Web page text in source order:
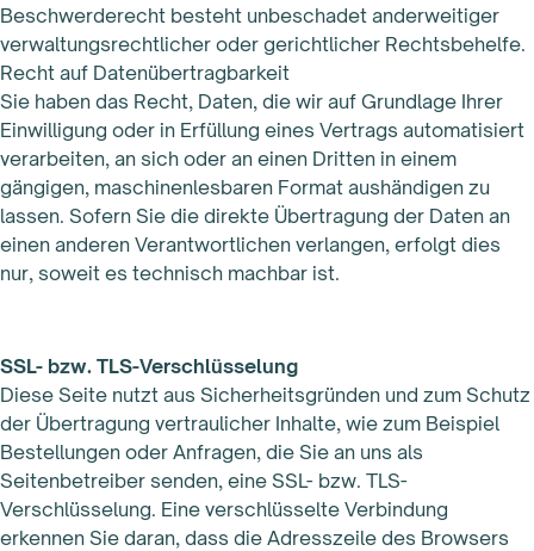
Beschwerderecht besteht unbeschadet anderweitiger
verwaltungsrechtlicher oder gerichtlicher Rechtsbehelfe.
Recht auf Datenübertragbarkeit
Sie haben das Recht, Daten, die wir auf Grundlage Ihrer
Einwilligung oder in Erfüllung eines Vertrags automatisiert
verarbeiten, an sich oder an einen Dritten in einem
gängigen, maschinenlesbaren Format aushändigen zu
lassen. Sofern Sie die direkte Übertragung der Daten an
einen anderen Verantwortlichen verlangen, erfolgt dies
nur, soweit es technisch machbar ist.
SSL- bzw. TLS-Verschlüsselung
Diese Seite nutzt aus Sicherheitsgründen und zum Schutz
der Übertragung vertraulicher Inhalte, wie zum Beispiel
Bestellungen oder Anfragen, die Sie an uns als
Seitenbetreiber senden, eine SSL- bzw. TLS-
Verschlüsselung. Eine verschlüsselte Verbindung
erkennen Sie daran, dass die Adresszeile des Browsers